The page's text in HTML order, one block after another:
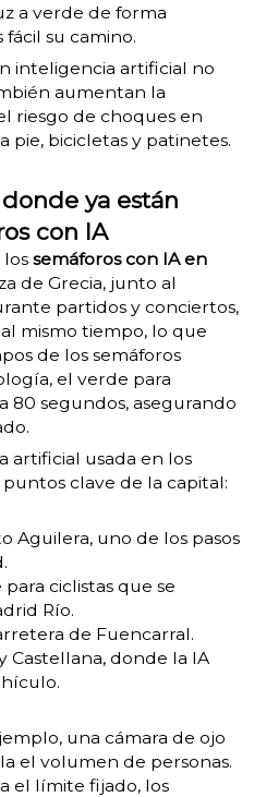
a verde de forma
su camino.
inteligencia artificial no
aumentan la
riesgo de choques en
pie, bicicletas y patinetes.
ya están
con IA
los semáforos con IA en
de Grecia, junto al
partidos y conciertos,
mismo tiempo, lo que
de los semáforos
el verde para
80 segundos, asegurando
artificial usada en los
clave de la capital:
Aguilera, uno de los pasos
ciclistas que se
Río.
de Fuencarral.
Castellana, donde la IA
una cámara de ojo
el volumen de personas.
el límite fijado, los